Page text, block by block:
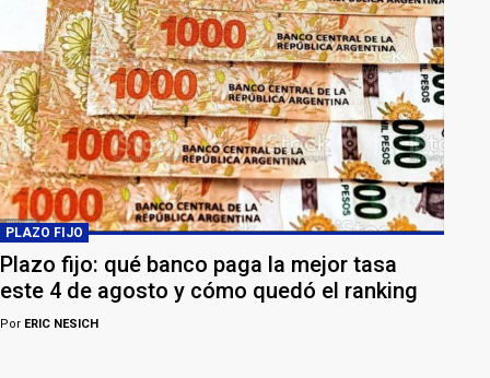
PLAZO FIJO
Plazo fijo: qué banco paga la mejor tasa
este 4 de agosto y cómo quedó el ranking
Por ERIC NESICH